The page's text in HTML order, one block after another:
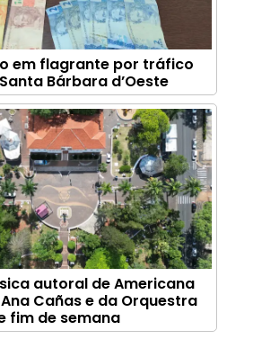
em flagrante por tráfico
Bárbara d’Oeste
autoral de Americana
Cañas e da Orquestra
fim de semana